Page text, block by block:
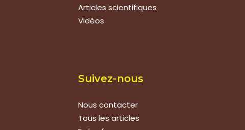
Articles scientifiques
Vidéos
Suivez-nous
Nous contacter
Tous les articles